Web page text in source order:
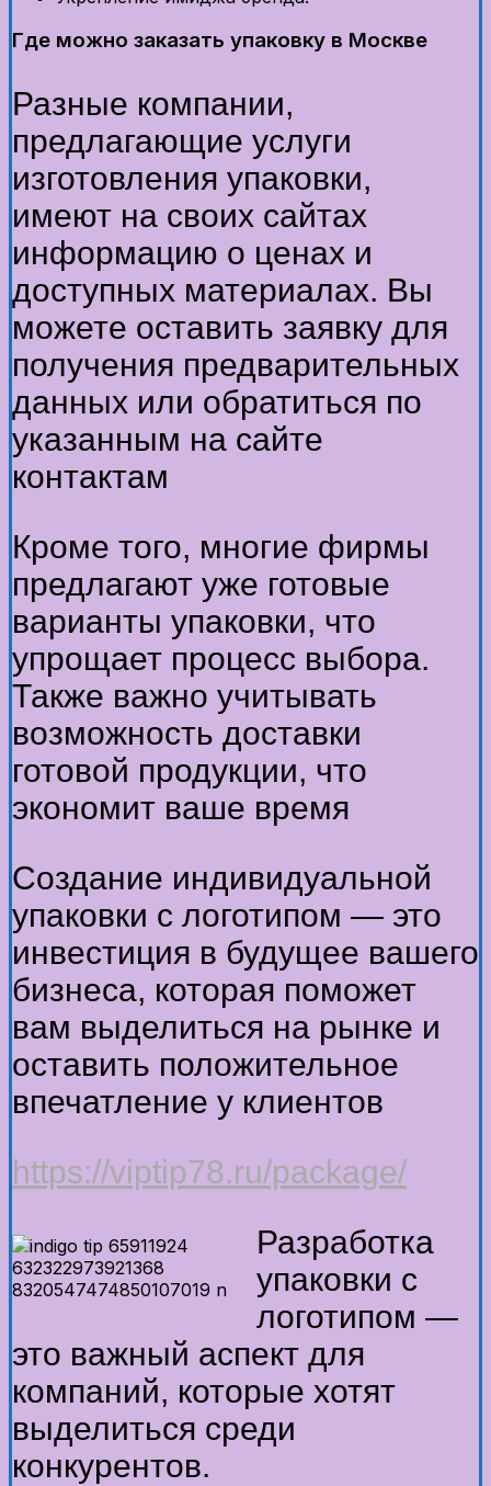
Где можно заказать упаковку в Москве
Разные компании,
предлагающие услуги
изготовления упаковки,
имеют на своих сайтах
информацию о ценах и
доступных материалах. Вы
можете оставить заявку для
получения предварительных
данных или обратиться по
указанным на сайте
контактам
Кроме того, многие фирмы
предлагают уже готовые
варианты упаковки, что
упрощает процесс выбора.
Также важно учитывать
возможность доставки
готовой продукции, что
экономит ваше время
Создание индивидуальной
упаковки с логотипом — это
инвестиция в будущее вашего
бизнеса, которая поможет
вам выделиться на рынке и
оставить положительное
впечатление у клиентов
https://viptip78.ru/package/
Разработка
упаковки с
логотипом —
это важный аспект для
компаний, которые хотят
выделиться среди
конкурентов.